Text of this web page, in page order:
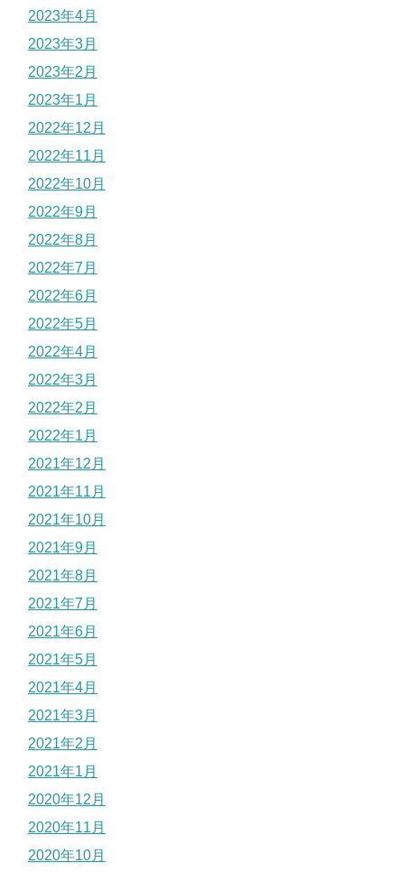
2023年4月
2023年3月
2023年2月
2023年1月
2022年12月
2022年11月
2022年10月
2022年9月
2022年8月
2022年7月
2022年6月
2022年5月
2022年4月
2022年3月
2022年2月
2022年1月
2021年12月
2021年11月
2021年10月
2021年9月
2021年8月
2021年7月
2021年6月
2021年5月
2021年4月
2021年3月
2021年2月
2021年1月
2020年12月
2020年11月
2020年10月